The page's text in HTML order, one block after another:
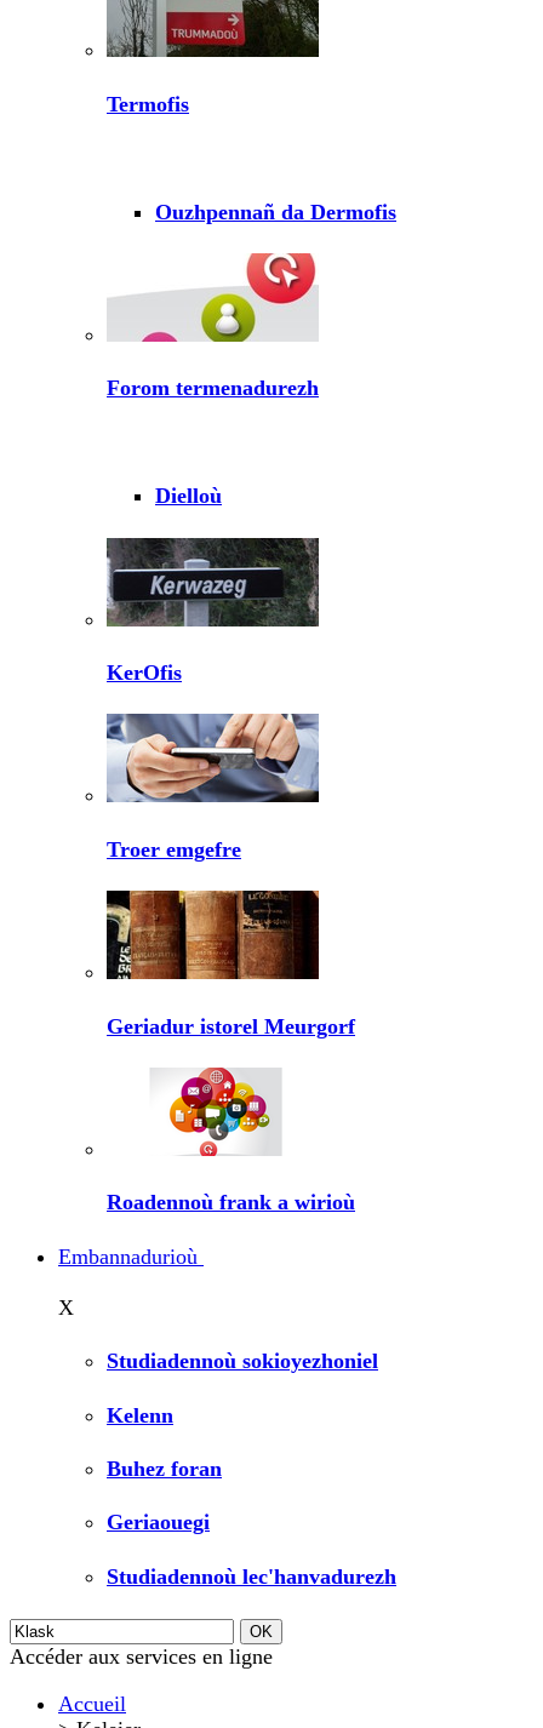
Termofis
Ouzhpennañ da Dermofis
Forom termenadurezh
Dielloù
KerOfis
Troer emgefre
Geriadur istorel Meurgorf
Roadennoù frank a wirioù
Embannadurioù
X
Studiadennoù sokioyezhoniel
Kelenn
Buhez foran
Geriaouegi
Studiadennoù lec'hanvadurezh
Accéder aux services en ligne
Accueil